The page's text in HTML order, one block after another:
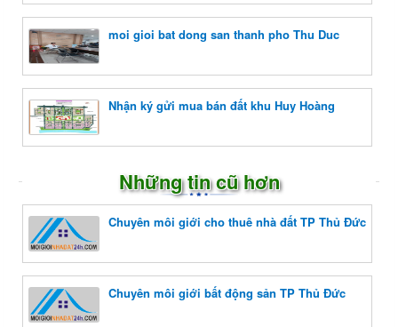
moi gioi bat dong san thanh pho Thu Duc
Nhận ký gửi mua bán đất khu Huy Hoàng
Những tin cũ hơn
Chuyên môi giới cho thuê nhà đất TP Thủ Đức
Chuyên môi giới bất động sản TP Thủ Đức